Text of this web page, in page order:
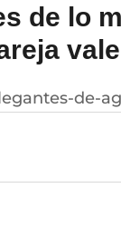
de lo
de-